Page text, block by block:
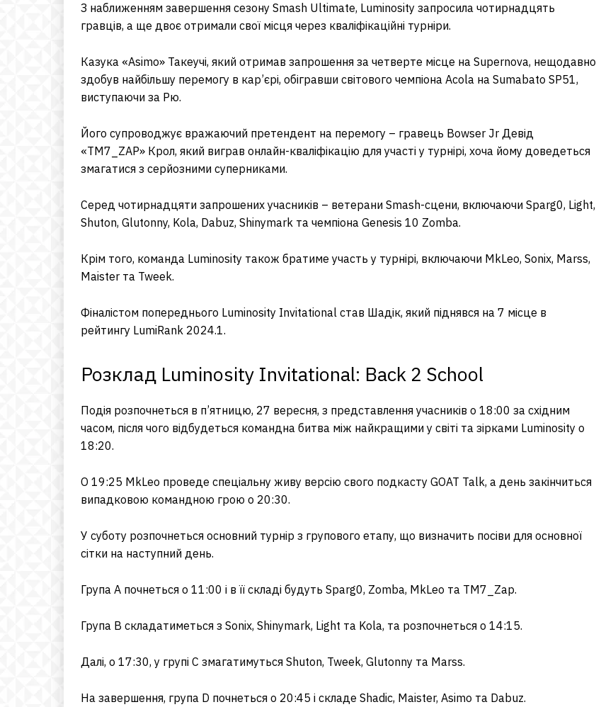
З наближенням завершення сезону Smash Ultimate, Luminosity запросила чотирнадцять
гравців, а ще двоє отримали свої місця через кваліфікаційні турніри.
Казука «Asimo» Такеучі, який отримав запрошення за четверте місце на Supernova, нещодавно
здобув найбільшу перемогу в кар’єрі, обігравши світового чемпіона Acola на Sumabato SP51,
виступаючи за Рю.
Його супроводжує вражаючий претендент на перемогу – гравець Bowser Jr Девід
«TM7_ZAP» Крол, який виграв онлайн-кваліфікацію для участі у турнірі, хоча йому доведеться
змагатися з серйозними суперниками.
Серед чотирнадцяти запрошених учасників – ветерани Smash-сцени, включаючи Sparg0, Light,
Shuton, Glutonny, Kola, Dabuz, Shinymark та чемпіона Genesis 10 Zomba.
Крім того, команда Luminosity також братиме участь у турнірі, включаючи MkLeo, Sonix, Marss,
Maister та Tweek.
Фіналістом попереднього Luminosity Invitational став Шадік, який піднявся на 7 місце в
рейтингу LumiRank 2024.1.
Розклад Luminosity Invitational: Back 2 School
Подія розпочнеться в п’ятницю, 27 вересня, з представлення учасників о 18:00 за східним
часом, після чого відбудеться командна битва між найкращими у світі та зірками Luminosity о
18:20.
О 19:25 MkLeo проведе спеціальну живу версію свого подкасту GOAT Talk, а день закінчиться
випадковою командною грою о 20:30.
У суботу розпочнеться основний турнір з групового етапу, що визначить посіви для основної
сітки на наступний день.
Група A почнеться о 11:00 і в її складі будуть Sparg0, Zomba, MkLeo та TM7_Zap.
Група B складатиметься з Sonix, Shinymark, Light та Kola, та розпочнеться о 14:15.
Далі, о 17:30, у групі C змагатимуться Shuton, Tweek, Glutonny та Marss.
На завершення, група D почнеться о 20:45 і складе Shadic, Maister, Asimo та Dabuz.